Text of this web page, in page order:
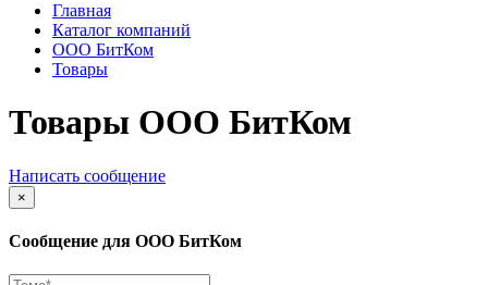
Главная
Каталог компаний
ООО БитКом
Товары
Товары ООО БитКом
Написать сообщение
×
Сообщение для ООО БитКом